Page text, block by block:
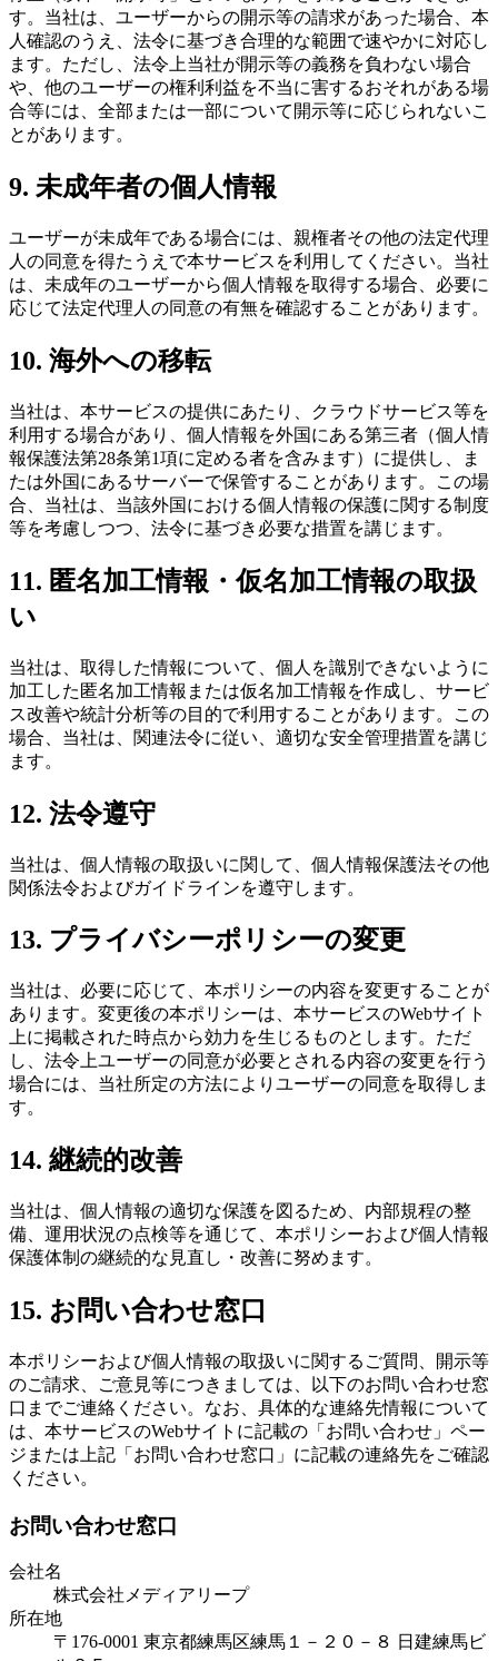
す。当社は、ユーザーからの開示等の請求があった場合、本
人確認のうえ、法令に基づき合理的な範囲で速やかに対応し
ます。ただし、法令上当社が開示等の義務を負わない場合
や、他のユーザーの権利利益を不当に害するおそれがある場
合等には、全部または一部について開示等に応じられないこ
とがあります。
9. 未成年者の個人情報
ユーザーが未成年である場合には、親権者その他の法定代理
人の同意を得たうえで本サービスを利用してください。当社
は、未成年のユーザーから個人情報を取得する場合、必要に
応じて法定代理人の同意の有無を確認することがあります。
10. 海外への移転
当社は、本サービスの提供にあたり、クラウドサービス等を
利用する場合があり、個人情報を外国にある第三者（個人情
報保護法第28条第1項に定める者を含みます）に提供し、ま
たは外国にあるサーバーで保管することがあります。この場
合、当社は、当該外国における個人情報の保護に関する制度
等を考慮しつつ、法令に基づき必要な措置を講じます。
11. 匿名加工情報・仮名加工情報の取扱
い
当社は、取得した情報について、個人を識別できないように
加工した匿名加工情報または仮名加工情報を作成し、サービ
ス改善や統計分析等の目的で利用することがあります。この
場合、当社は、関連法令に従い、適切な安全管理措置を講じ
ます。
12. 法令遵守
当社は、個人情報の取扱いに関して、個人情報保護法その他
関係法令およびガイドラインを遵守します。
13. プライバシーポリシーの変更
当社は、必要に応じて、本ポリシーの内容を変更することが
あります。変更後の本ポリシーは、本サービスのWebサイト
上に掲載された時点から効力を生じるものとします。ただ
し、法令上ユーザーの同意が必要とされる内容の変更を行う
場合には、当社所定の方法によりユーザーの同意を取得しま
す。
14. 継続的改善
当社は、個人情報の適切な保護を図るため、内部規程の整
備、運用状況の点検等を通じて、本ポリシーおよび個人情報
保護体制の継続的な見直し・改善に努めます。
15. お問い合わせ窓口
本ポリシーおよび個人情報の取扱いに関するご質問、開示等
のご請求、ご意見等につきましては、以下のお問い合わせ窓
口までご連絡ください。なお、具体的な連絡先情報について
は、本サービスのWebサイトに記載の「お問い合わせ」ペー
ジまたは上記「お問い合わせ窓口」に記載の連絡先をご確認
ください。
お問い合わせ窓口
会社名
株式会社メディアリープ
所在地
〒176-0001 東京都練馬区練馬１－２０－８ 日建練馬ビ